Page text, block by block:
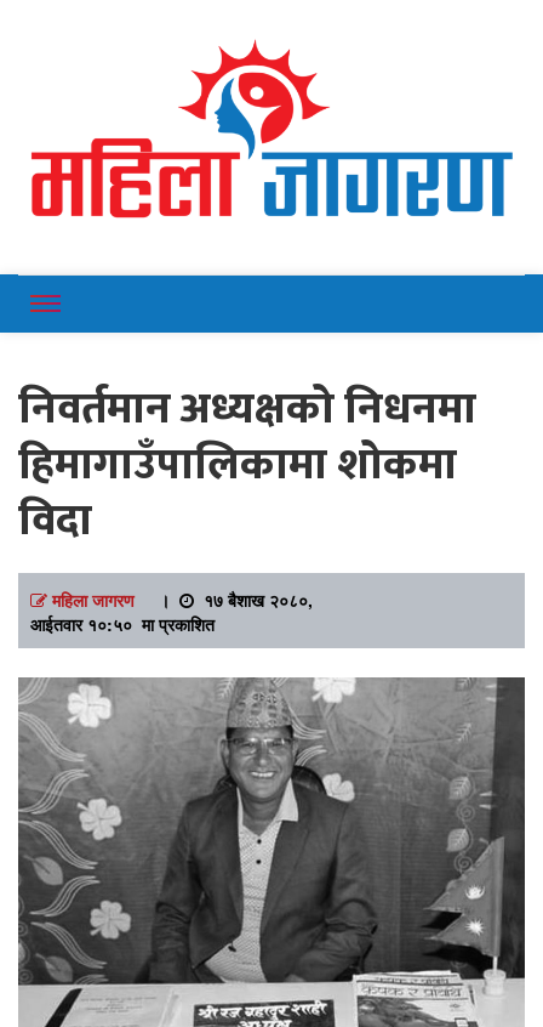
Mahilajagaran
निवर्तमान अध्यक्षको निधनमा
हिमागाउँपालिकामा शोकमा
विदा
महिला जागरण।
१७ बैशाख २०८०,
आईतवार १०:५० मा प्रकाशित